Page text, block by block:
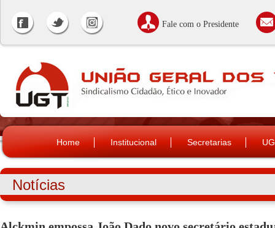
Fale com o Presidente
Home Institucional Secretarias
Notícias